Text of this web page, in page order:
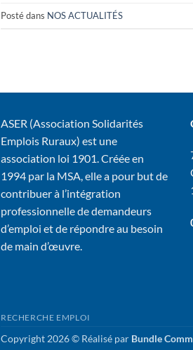
Posté dans NOS ACTUALITÉS
ASER (Association Solidarités
Emplois Ruraux) est une
association loi 1901. Créée en
1994 par la MSA, elle a pour but de
contribuer à l’intégration
professionnelle de demandeurs
d’emploi et de répondre au besoin
de main d’œuvre.
RECHERCHE EMPLOI
Copyright 2026 © Réalisé par Bundle